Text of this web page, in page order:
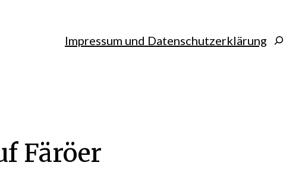
Impressum und Datenschutzerklärung Search
Färöer